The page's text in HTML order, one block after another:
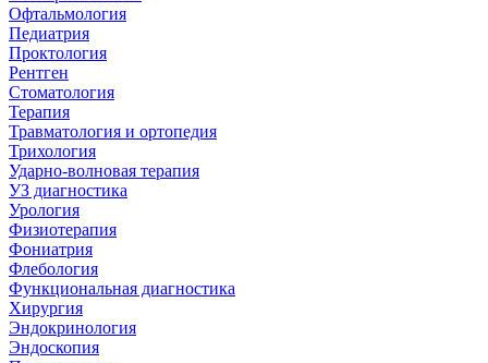
Офтальмология
Педиатрия
Проктология
Рентген
Стоматология
Терапия
Травматология и ортопедия
Трихология
Ударно-волновая терапия
УЗ диагностика
Урология
Физиотерапия
Фониатрия
Флебология
Функциональная диагностика
Хирургия
Эндокринология
Эндоскопия